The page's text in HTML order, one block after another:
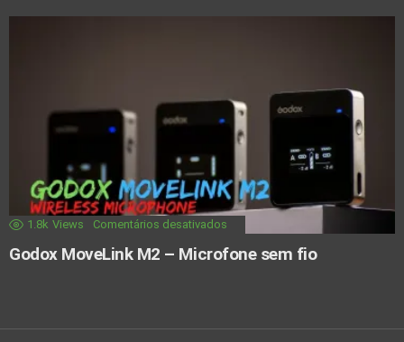
1.8k Views Comentários desativados
Godox MoveLink M2 – Microfone sem fio